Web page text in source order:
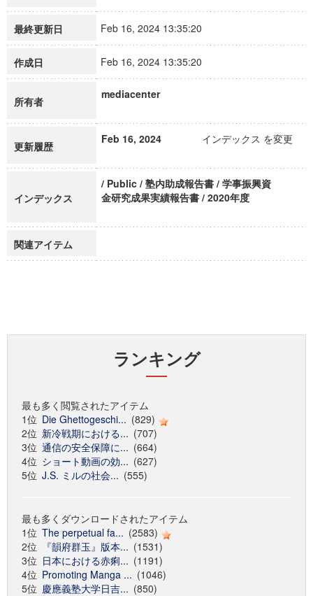
最終更新日 Feb 16, 2024 13:35:20
作成日 Feb 16, 2024 13:35:20
所有者
mediacenter
更新履歴
Feb 16, 2024 インデックス を変更
インデックス
/ Public / 塾内助成報告書 / 学事振興資
金研究成果実績報告書 / 2020年度
関連アイテム
ランキング
最も多く閲覧されたアイテム
1位 Die Ghettogeschi... (829)
2位 新冷戦期における... (707)
3位 通信の安全保障に... (664)
4位 ショート動画の効... (627)
5位 J.S. ミルの社会... (555)
最も多くダウンロードされたアイテム
1位 The perpetual fa... (2583)
2位
『韻府群玉』版本... (1531)
3位 日本における赤痢... (1191)
4位 Promoting Manga ... (1046)
5位 慶應義塾大学日吉... (850)